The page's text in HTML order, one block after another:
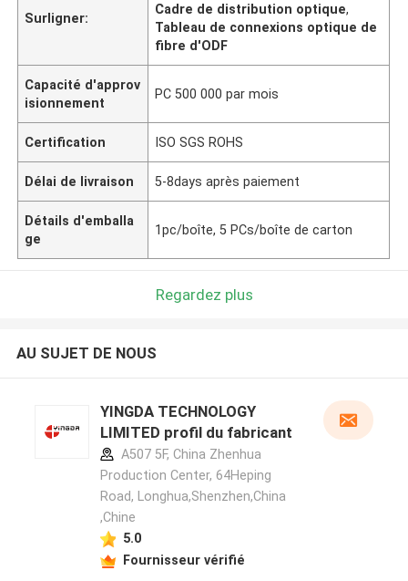
Surligner:
Cadre de distribution optique,
Tableau de connexions optique de
fibre d'ODF
Capacité d'approv
isionnement
PC 500 000 par mois
Certification ISO SGS ROHS
Délai de livraison 5-8days après paiement
Détails d'emballa
ge
1pc/boîte, 5 PCs/boîte de carton
Regardez plus
AU SUJET DE NOUS
YINGDA TECHNOLOGY
LIMITED profil du fabricant
A507 5F, China Zhenhua
Production Center, 64Heping
Road, Longhua,Shenzhen,China
,Chine
5.0
Fournisseur vérifié